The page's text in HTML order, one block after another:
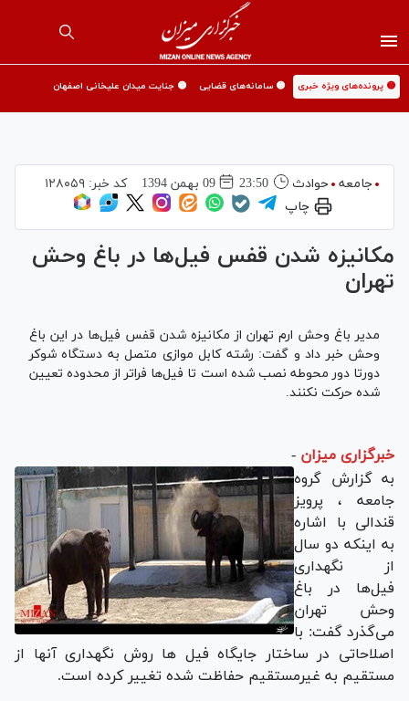
🟡 پرونده‌های ویژه خبری 🟡 سامانه‌های قضایی 🟡 جنایت میدان علیخانی اصفهان
جامعه حوادث 23:50 09 بهمن 1394 کد خبر: ۱۲۸۰۵۹
چاپ
مکانیزه شدن قفس فیل‌ها در باغ وحش
تهران
مدیر باغ وحش ارم تهران از مکانیزه شدن قفس فیل‌ها در این باغ
وحش خبر داد و گفت: رشته کابل موازی متصل به دستگاه شوکر
دورتا دور محوطه نصب شده است تا فیل‌ها فراتر از محدوده تعیین
شده حرکت نکنند.
خبرگزاری میزان -
به گزارش گروه
جامعه ، پرویز
قندالی با اشاره
به اینکه دو سال
از نگهداری
فیل‌ها در باغ
وحش تهران
می‌گذرد گفت: با
اصلاحاتی در ساختار جایگاه فیل ها روش نگهداری آنها از
مستقیم به غیرمستقیم حفاظت شده تغییر کرده است.